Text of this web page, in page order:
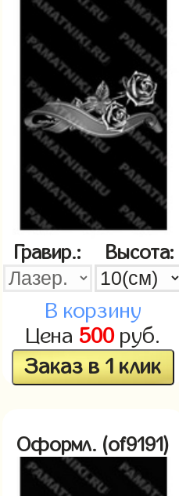
Гравир.: Высота:
В корзину
Цена 500руб.
Заказ в 1 клик
Оформл. (of9191)